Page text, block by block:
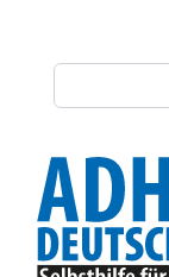
Suche